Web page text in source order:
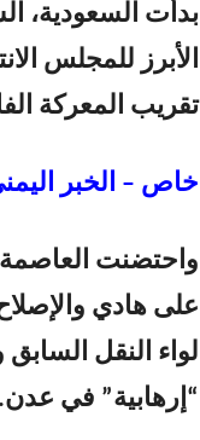
بدأت السعودية،
الأبرز للمجلس
تقريب المعركة
خاص – الخبر
واحتضنت
على هادي
لواء النقل
“إرهابية” في عدن.